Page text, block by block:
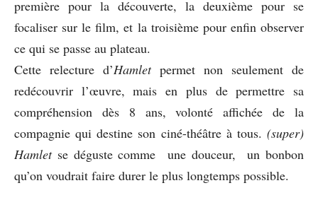
première pour la découverte, la deuxième pour se
focaliser sur le film, et la troisième pour enfin observer
ce qui se passe au plateau.
Cette relecture d’Hamletpermet non seulement de
redécouvrir l’œuvre, mais en plus de permettre sa
compréhension dès 8 ans, volonté affichée de la
compagnie qui destine son ciné-théâtre à tous. (super)
Hamletse déguste comme une douceur, un bonbon
qu’on voudrait faire durer le plus longtemps possible.